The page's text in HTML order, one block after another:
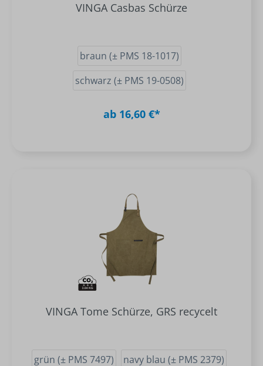
VINGA Casbas Schürze
braun (± PMS 18-1017)
schwarz (± PMS 19-0508)
ab 16,60 €*
VINGA Tome Schürze, GRS recycelt
grün (± PMS 7497)
navy blau (± PMS 2379)